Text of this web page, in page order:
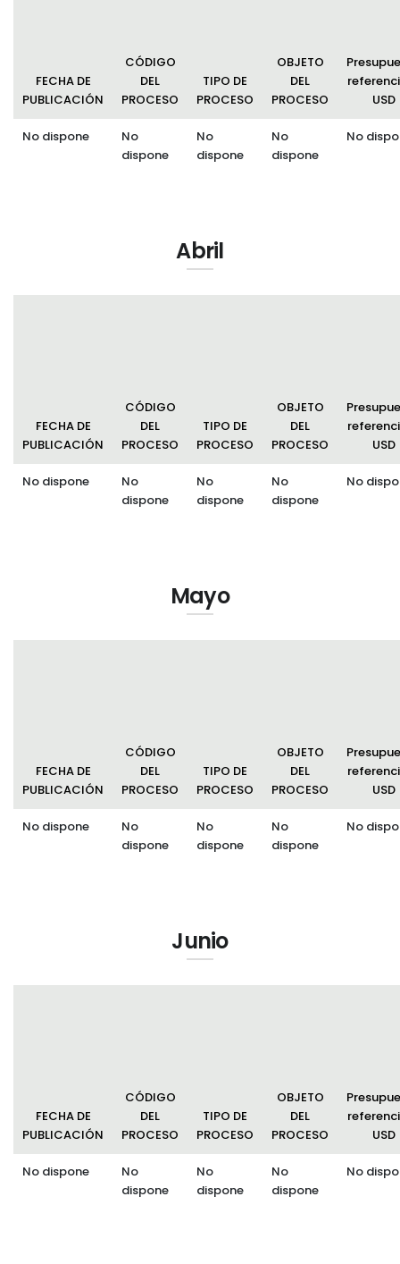
FECHA DE
PUBLICACIÓN
CÓDIGO
DEL
PROCESO
TIPO DE
PROCESO
OBJETO
DEL
PROCESO
USD
No dispone
No
dispone
No
dispone
No
dispone
No
Abril
FECHA DE
PUBLICACIÓN
CÓDIGO
DEL
PROCESO
TIPO DE
PROCESO
OBJETO
DEL
PROCESO
USD
No dispone
No
dispone
No
dispone
No
dispone
No
Mayo
FECHA DE
PUBLICACIÓN
CÓDIGO
DEL
PROCESO
TIPO DE
PROCESO
OBJETO
DEL
PROCESO
USD
No dispone
No
dispone
No
dispone
No
dispone
No
Junio
FECHA DE
PUBLICACIÓN
CÓDIGO
DEL
PROCESO
TIPO DE
PROCESO
OBJETO
DEL
PROCESO
USD
No dispone
No
dispone
No
dispone
No
dispone
No